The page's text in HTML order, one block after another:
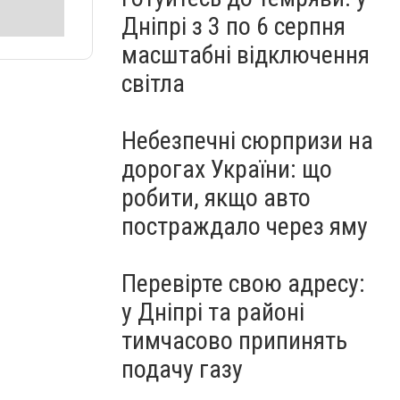
Дніпрі з 3 по 6 серпня
масштабні відключення
світла
Небезпечні сюрпризи на
дорогах України: що
робити, якщо авто
постраждало через яму
Перевірте свою адресу:
у Дніпрі та районі
тимчасово припинять
подачу газу